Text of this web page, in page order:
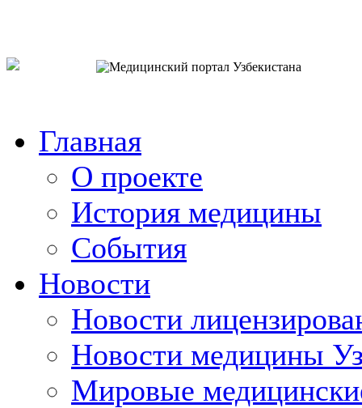
Главная
О проекте
История медицины
События
Новости
Новости
Новости медицины
Мировые